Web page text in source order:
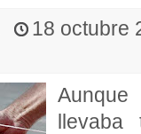
18 octubre